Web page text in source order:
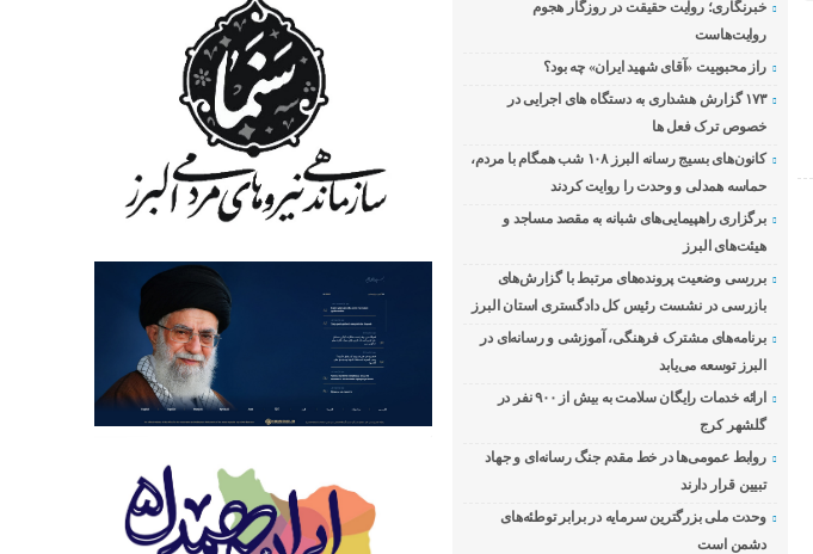
خبرنگاری؛ روایت حقیقت در روزگار هجوم
روایت‌هاست
راز محبوبیت «آقای شهید ایران» چه بود؟
۱۷۳ گزارش هشداری به دستگاه های اجرایی در
خصوص ترک فعل ها
کانون‌های بسیج رسانه البرز ۱۰۸ شب همگام با مردم،
حماسه همدلی و وحدت را روایت کردند
برگزاری راهپیمایی‌های شبانه به مقصد مساجد و
هیئت‌های البرز
بررسی وضعیت پرونده‌های مرتبط با گزارش‌های
بازرسی در نشست رئیس کل دادگستری استان البرز
برنامه‌های مشترک فرهنگی، آموزشی و رسانه‌ای در
البرز توسعه می‌یابد
ارائه خدمات رایگان سلامت به بیش از ۹۰۰ نفر در
گلشهر کرج
روابط عمومی‌ها در خط مقدم جنگ رسانه‌ای و جهاد
تبیین قرار دارند
وحدت ملی بزرگترین سرمایه در برابر توطئه‌های
دشمن است